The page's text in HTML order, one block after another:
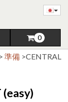
0
> 準備 >CENTRAL
(easy)